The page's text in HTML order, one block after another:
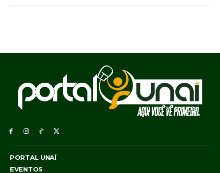
PORTAL UNAÍ
EVENTOS